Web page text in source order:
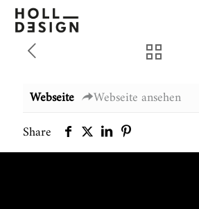
Webseite
Webseite ansehen
Share